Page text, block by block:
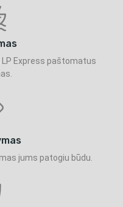
Express paštomatus
jums patogiu būdu.